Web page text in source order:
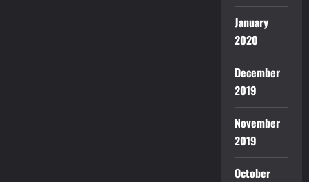
January
2020
December
2019
November
2019
October